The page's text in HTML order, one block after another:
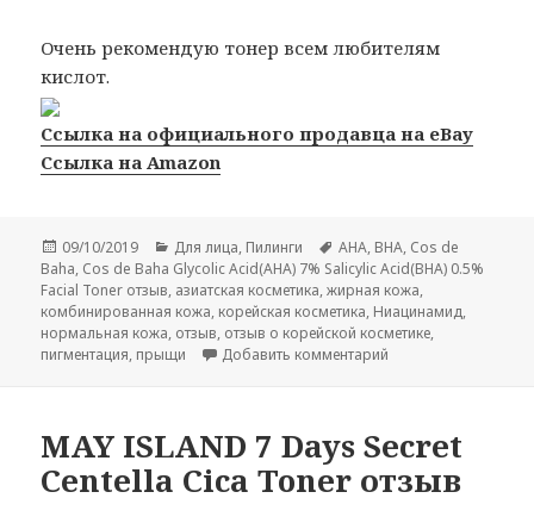
Очень рекомендую тонер всем любителям
кислот.
Ссылка на официального продавца на eBay
Ссылка на Amazon
Опубликовано
09/10/2019 Рубрики
Для лица, Пилинги Метки
AHA, BHA, Cos de
Baha, Cos de Baha Glycolic Acid(AHA) 7% Salicylic Acid(BHA) 0.5%
Facial Toner отзыв, азиатская косметика,жирная кожа,
комбинированная кожа, корейская косметика, Ниацинамид,
нормальная кожа, отзыв, отзыв о корейской косметике,
пигментация, прыщи Добавить комментарий
MAY ISLAND 7 Days Secret
Centella Cica Toner отзыв